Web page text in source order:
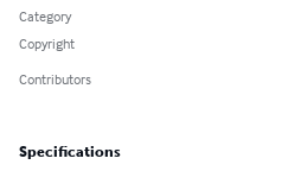
Category
Copyright
Contributors
Specifications